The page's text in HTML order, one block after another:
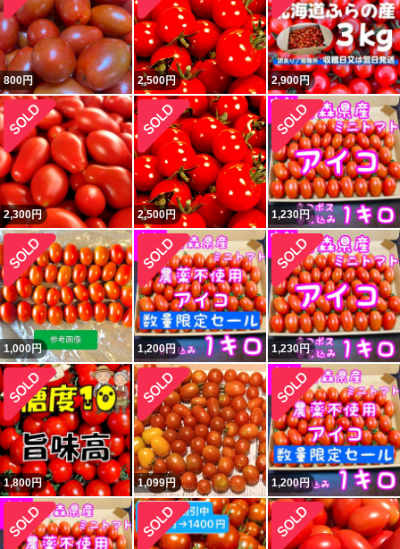
800円 2,500円 2,900円
2,300円 2,500円 1,230円
1,000円 1,200円 1,230円
1,800円 1,099円 1,200円